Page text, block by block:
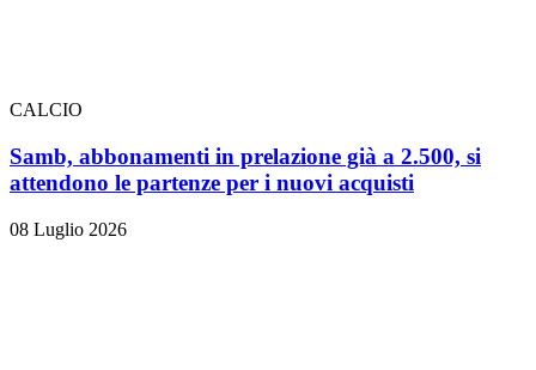
CALCIO
Samb, abbonamenti in prelazione già a 2.500, si
attendono le partenze per i nuovi acquisti
08 Luglio 2026